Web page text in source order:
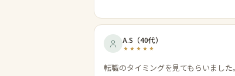
A.S （40代）
転職のタイミングを見てもらいまし